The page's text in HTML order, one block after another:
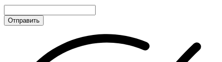
Отправить